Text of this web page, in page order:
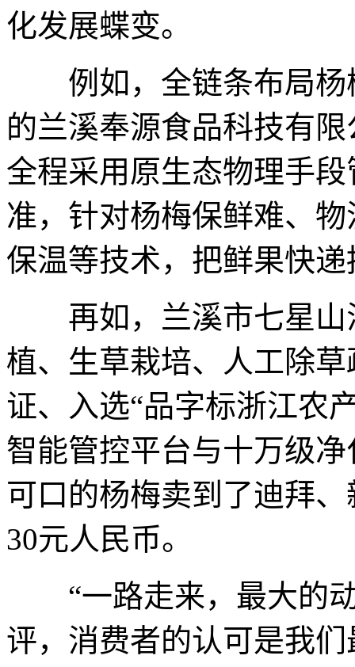
化发展蝶变。
例如，全链条布局杨
的兰溪奉源食品科技有
全程采用原生态物理手
准，针对杨梅保鲜难、
保温等技术，把鲜果快
再如，兰溪市七星山
植、生草栽培、人工除
证、入选“品字标浙江农
智能管控平台与十万级
可口的杨梅卖到了迪拜
30元人民币。
“一路走来，最大的动
评，消费者的认可是我